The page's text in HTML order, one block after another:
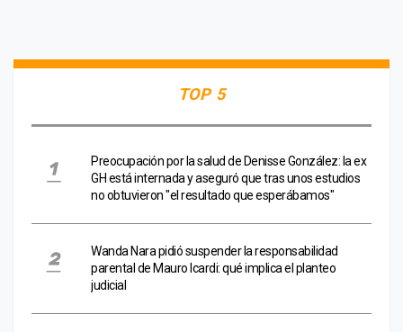
TOP 5
Preocupación por la salud de Denisse González: la ex
GH está internada y aseguró que tras unos estudios
no obtuvieron "el resultado que esperábamos"
Wanda Nara pidió suspender la responsabilidad
parental de Mauro Icardi: qué implica el planteo
judicial